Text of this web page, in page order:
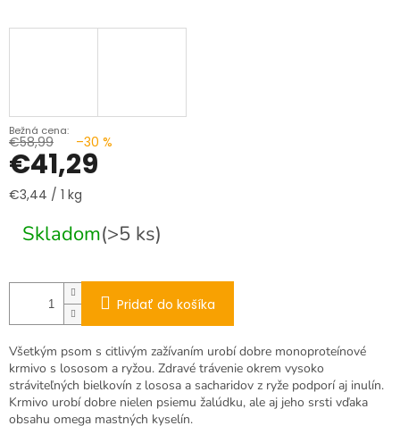
€58,99 –30 %
€41,29
Jednotková
€3,44 / 1 kg
Skladom(>5 ks)
Pridať do košíka
Všetkým psom s citlivým zažívaním urobí dobre monoproteínové
krmivo s lososom a ryžou. Zdravé trávenie okrem vysoko
stráviteľných bielkovín z lososa a sacharidov z ryže podporí aj inulín.
Krmivo urobí dobre nielen psiemu žalúdku, ale aj jeho srsti vďaka
obsahu omega mastných kyselín.